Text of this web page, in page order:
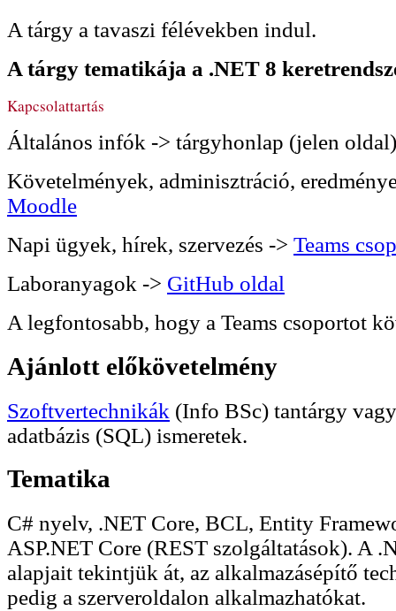
A tárgy a tavaszi félévekben indul.
A tárgy tematikája a .NET 8
Kapcsolattartás
Általános infók -> tárgyhonlap (jelen oldal)
Követelmények, adminisztráció,
Moodle
Napi ügyek, hírek, szervezés -> Teams
Laboranyagok -> GitHub oldal
A legfontosabb, hogy a Teams csoportot
Ajánlott előkövetelmény
Szoftvertechnikák (Info BSc) tantárgy
adatbázis (SQL) ismeretek.
Tematika
C# nyelv, .NET Core, BCL, Entity
ASP.NET Core (REST szolgáltatások). A
alapjait tekintjük át, az alkalmazásépítő
pedig a szerveroldalon alkalmazhatókat.